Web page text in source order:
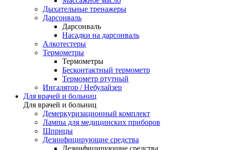
Дыхательные тренажеры
Дарсонваль
Дарсонваль
Насадки на дарсонваль
Алкотестеры
Термометры
Термометры
Бесконтактный термометр
Термометр ртутный
Ингалятор / Небулайзер
Для врачей и больниц
Для врачей и больниц
Демеркуризационный комплект
Лампы для медицинских приборов
Шприцы
Дезинфицирующие средства
Дезинфицирующие средства